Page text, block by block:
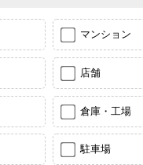
マンション
店舗
倉庫・工場
駐車場